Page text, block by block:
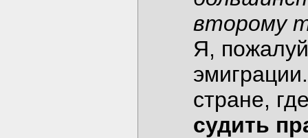
второму
Я,
стране,
судить